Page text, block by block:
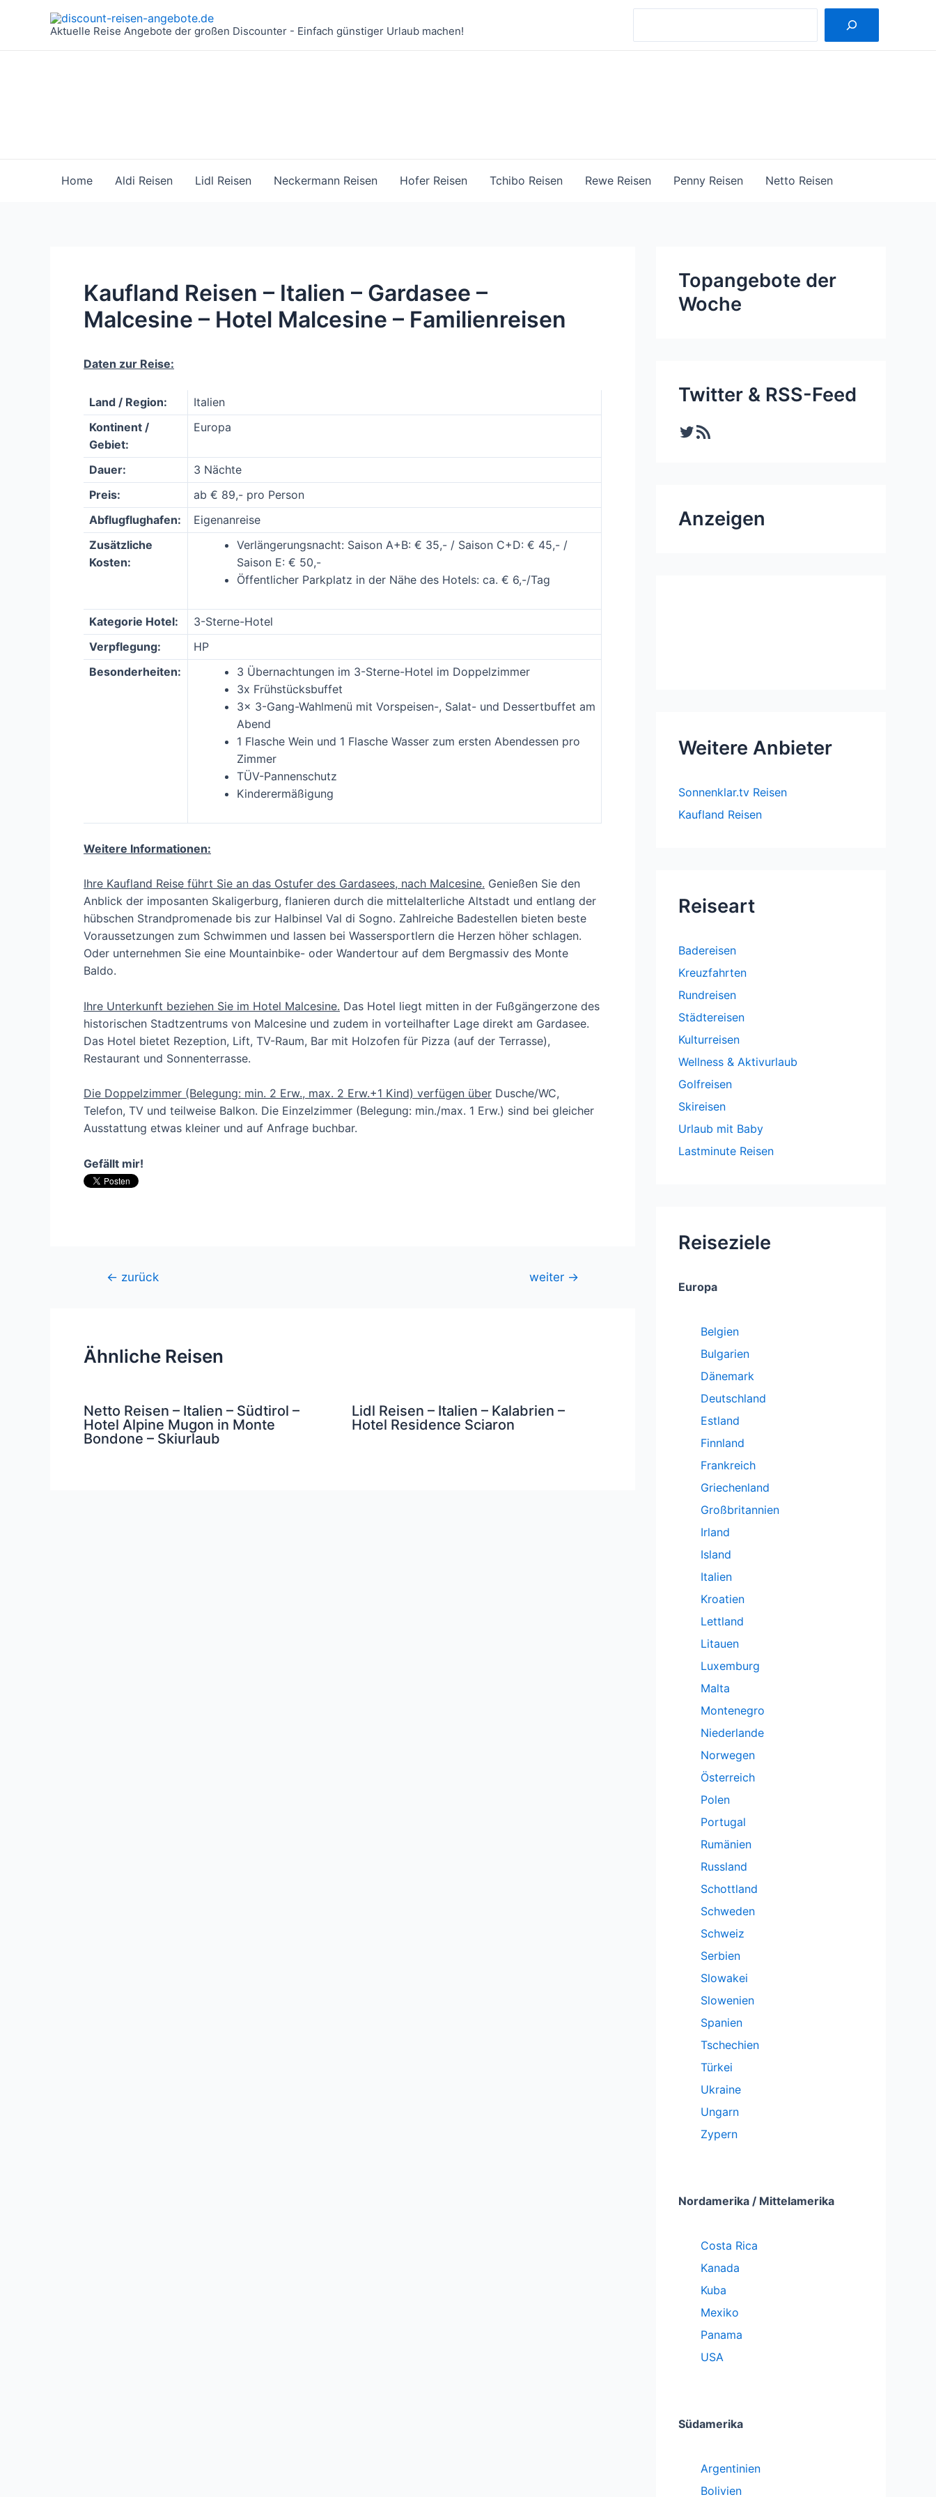
Aktuelle Reise Angebote der großen Discounter - Einfach günstiger Urlaub machen!
Home Aldi Reisen Lidl Reisen Neckermann Reisen Hofer Reisen Tchibo Reisen Rewe Reisen Penny Reisen Netto Reisen
Kaufland Reisen – Italien – Gardasee –
Malcesine – Hotel Malcesine – Familienreisen
Daten zur Reise:
Land / Region:
Italien
Kontinent /
Gebiet:
Europa
Dauer:
3 Nächte
Preis:
ab € 89,- pro Person
Abflugflughafen:
Eigenanreise
Zusätzliche
Kosten:
Verlängerungsnacht: Saison A+B: € 35,- / Saison C+D: € 45,- /
Saison E: € 50,-
Öffentlicher Parkplatz in der Nähe des Hotels: ca. € 6,-/Tag
Kategorie Hotel:
3-Sterne-Hotel
Verpflegung:
HP
Besonderheiten:
3 Übernachtungen im 3-Sterne-Hotel im Doppelzimmer
3x Frühstücksbuffet
3x 3-Gang-Wahlmenü mit Vorspeisen-, Salat- und Dessertbuffet am
Abend
1 Flasche Wein und 1 Flasche Wasser zum ersten Abendessen pro
Zimmer
TÜV-Pannenschutz
Kinderermäßigung
Weitere Informationen:
Ihre Kaufland Reise führt Sie an das Ostufer des Gardasees, nach Malcesine. Genießen Sie den
Anblick der imposanten Skaligerburg, flanieren durch die mittelalterliche Altstadt und entlang der
hübschen Strandpromenade bis zur Halbinsel Val di Sogno. Zahlreiche Badestellen bieten beste
Voraussetzungen zum Schwimmen und lassen bei Wassersportlern die Herzen höher schlagen.
Oder unternehmen Sie eine Mountainbike- oder Wandertour auf dem Bergmassiv des Monte
Baldo.
Ihre Unterkunft beziehen Sie im Hotel Malcesine. Das Hotel liegt mitten in der Fußgängerzone des
historischen Stadtzentrums von Malcesine und zudem in vorteilhafter Lage direkt am Gardasee.
Das Hotel bietet Rezeption, Lift, TV-Raum, Bar mit Holzofen für Pizza (auf der Terrasse),
Restaurant und Sonnenterrasse.
Die Doppelzimmer (Belegung: min. 2 Erw., max. 2 Erw.+1 Kind) verfügen über Dusche/WC,
Telefon, TV und teilweise Balkon. Die Einzelzimmer (Belegung: min./max. 1 Erw.) sind bei gleicher
Ausstattung etwas kleiner und auf Anfrage buchbar.
Gefällt mir!
Beitragsnavigation
← zurück weiter →
Ähnliche Reisen
Netto Reisen – Italien – Südtirol –
Hotel Alpine Mugon in Monte
Bondone – Skiurlaub
Lidl Reisen – Italien – Kalabrien –
Hotel Residence Sciaron
Topangebote der
Woche
Twitter & RSS-Feed
Twitter RSS-Feed
Anzeigen
Weitere Anbieter
Sonnenklar.tv Reisen
Kaufland Reisen
Reiseart
Badereisen
Kreuzfahrten
Rundreisen
Städtereisen
Kulturreisen
Wellness & Aktivurlaub
Golfreisen
Skireisen
Urlaub mit Baby
Lastminute Reisen
Reiseziele
Europa
Belgien
Bulgarien
Dänemark
Deutschland
Estland
Finnland
Frankreich
Griechenland
Großbritannien
Irland
Island
Italien
Kroatien
Lettland
Litauen
Luxemburg
Malta
Montenegro
Niederlande
Norwegen
Österreich
Polen
Portugal
Rumänien
Russland
Schottland
Schweden
Schweiz
Serbien
Slowakei
Slowenien
Spanien
Tschechien
Türkei
Ukraine
Ungarn
Zypern
Nordamerika / Mittelamerika
Costa Rica
Kanada
Kuba
Mexiko
Panama
USA
Südamerika
Argentinien
Bolivien